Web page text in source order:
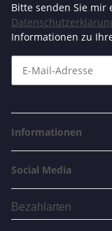
Bitte senden Sie
Informationen zu
Informationen
Social Media
Bezahlarten